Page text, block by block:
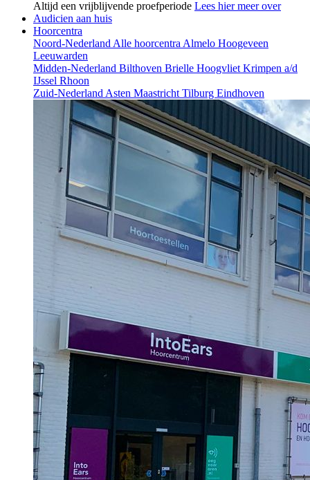
Altijd een vrijblijvende proefperiode Lees hier meer over
Audicien aan huis
Hoorcentra
Noord-Nederland Alle hoorcentra Almelo Hoogeveen
Leeuwarden
Midden-Nederland Bilthoven Brielle Hoogvliet Krimpen a/d
IJssel Rhoon
Zuid-Nederland Asten Maastricht Tilburg Eindhoven